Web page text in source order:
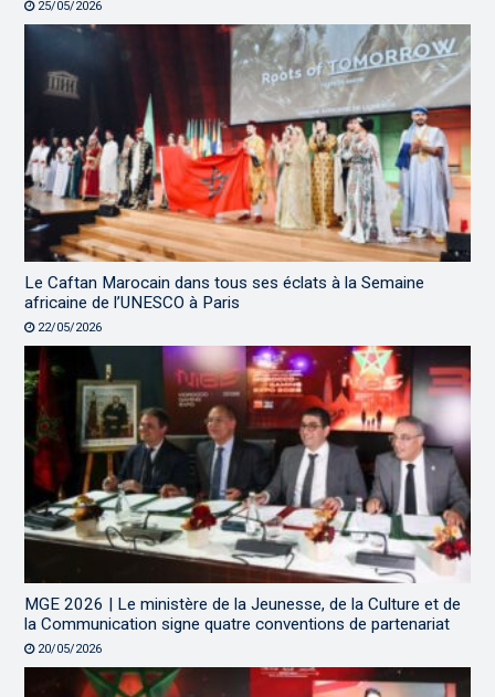
25/05/2026
Le Caftan Marocain dans tous ses éclats à la Semaine
africaine de l’UNESCO à Paris
22/05/2026
MGE 2026 | Le ministère de la Jeunesse, de la Culture et de
la Communication signe quatre conventions de partenariat
20/05/2026